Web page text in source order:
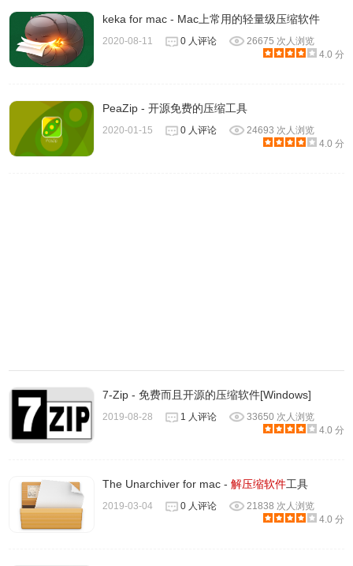
keka for mac - Mac上常用的轻量级压缩软件
2020-08-11 0 人评论
26675 次人浏览
4.0 分
PeaZip - 开源免费的压缩工具
2020-01-15 0 人评论
24693 次人浏览
4.0 分
7-Zip - 免费而且开源的压缩软件[Windows]
2019-08-28 1 人评论
33650 次人浏览
4.0 分
The Unarchiver for mac -解压缩软件工具
2019-03-04 0 人评论
21838 次人浏览
4.0 分